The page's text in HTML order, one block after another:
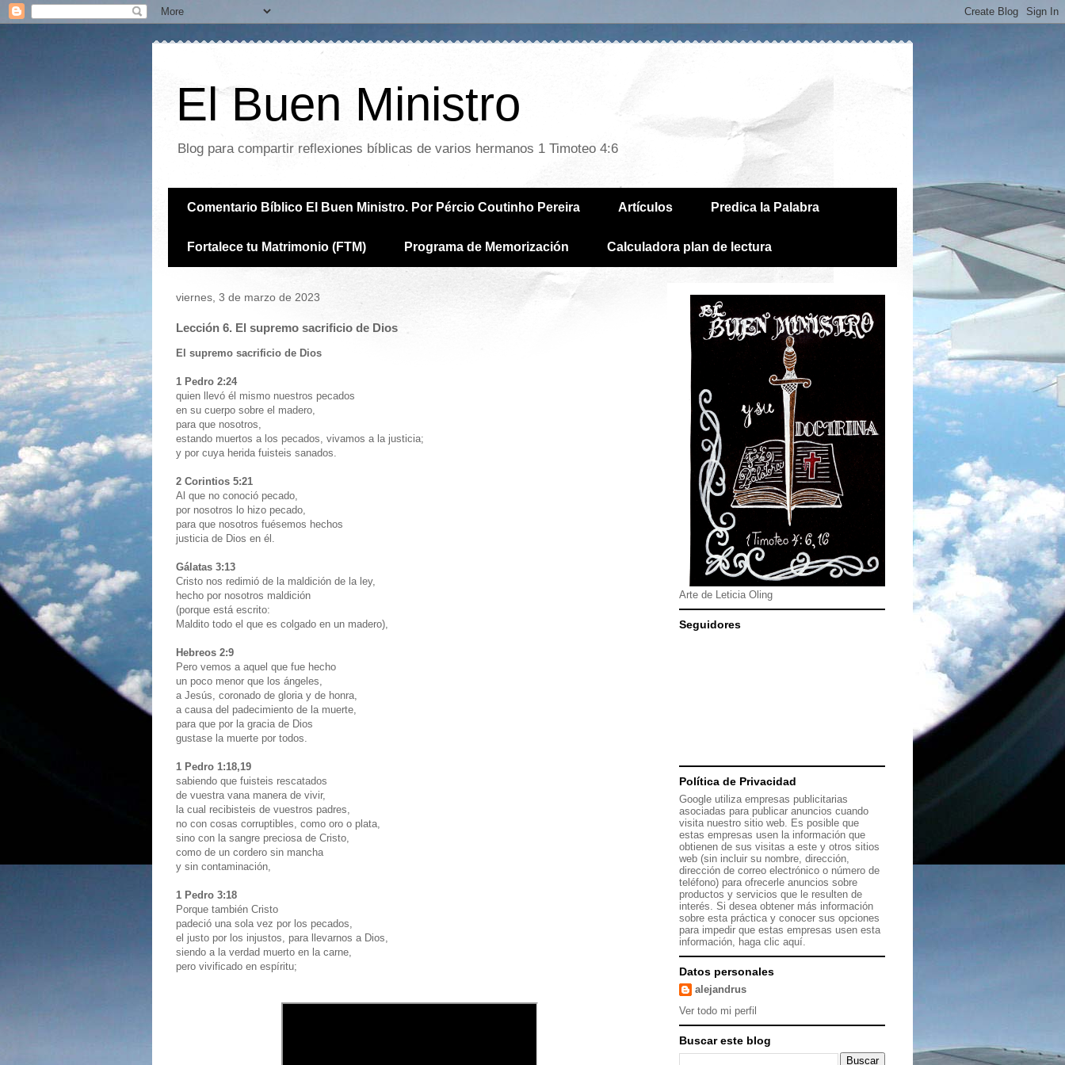
El Buen Ministro
Blog para compartir reflexiones bíblicas de varios hermanos 1 Timoteo 4:6
Comentario Bíblico El Buen Ministro. Por Pércio Coutinho Pereira Artículos Predica la Palabra
Fortalece tu Matrimonio (FTM) Programa de Memorización Calculadora plan de lectura
viernes, 3 de marzo de 2023
Lección 6. El supremo sacrificio de Dios
El supremo sacrificio de Dios
1 Pedro 2:24
quien llevó él mismo nuestros pecados
en su cuerpo sobre el madero,
para que nosotros,
estando muertos a los pecados, vivamos a la justicia;
y por cuya herida fuisteis sanados.
2 Corintios 5:21
Al que no conoció pecado,
por nosotros lo hizo pecado,
para que nosotros fuésemos hechos
justicia de Dios en él.
Gálatas 3:13
Cristo nos redimió de la maldición de la ley,
hecho por nosotros maldición
(porque está escrito:
Maldito todo el que es colgado en un madero),
Hebreos 2:9
Pero vemos a aquel que fue hecho
un poco menor que los ángeles,
a Jesús, coronado de gloria y de honra,
a causa del padecimiento de la muerte,
para que por la gracia de Dios
gustase la muerte por todos.
1 Pedro 1:18,19
sabiendo que fuisteis rescatados
de vuestra vana manera de vivir,
la cual recibisteis de vuestros padres,
no con cosas corruptibles, como oro o plata,
sino con la sangre preciosa de Cristo,
como de un cordero sin mancha
y sin contaminación,
1 Pedro 3:18
Porque también Cristo
padeció una sola vez por los pecados,
el justo por los injustos, para llevarnos a Dios,
siendo a la verdad muerto en la carne,
pero vivificado en espíritu;
Arte de Leticia Oling
Seguidores
Política de Privacidad
Google utiliza empresas publicitarias
asociadas para publicar anuncios cuando
visita nuestro sitio web. Es posible que
estas empresas usen la información que
obtienen de sus visitas a este y otros sitios
web (sin incluir su nombre, dirección,
dirección de correo electrónico o número de
teléfono) para ofrecerle anuncios sobre
productos y servicios que le resulten de
interés. Si desea obtener más información
sobre esta práctica y conocer sus opciones
para impedir que estas empresas usen esta
información, haga clic aquí.
Datos personales
alejandrus
Ver todo mi perfil
Buscar este blog